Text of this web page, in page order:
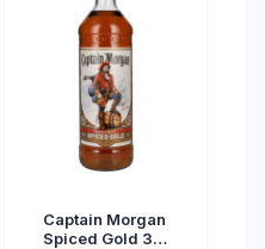
Captain Morgan
Spiced Gold 3l